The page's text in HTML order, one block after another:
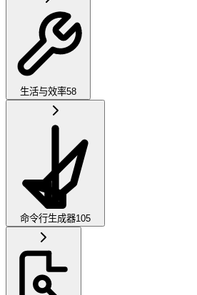
生活与效率58
命令行生成器105